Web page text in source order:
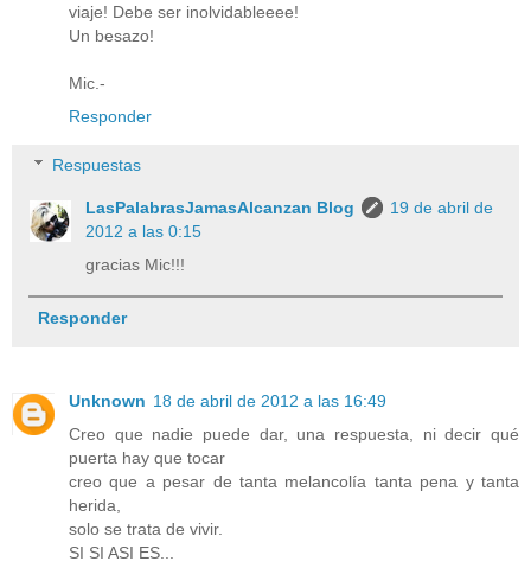
viaje! Debe ser inolvidableeee!
Un besazo!
Mic.-
Responder
Respuestas
LasPalabrasJamasAlcanzan Blog
19 de abril de
2012 a las 0:15
gracias Mic!!!
Responder
Unknown 18 de abril de 2012 a las 16:49
Creo que nadie puede dar, una respuesta, ni decir qué
puerta hay que tocar
creo que a pesar de tanta melancolía tanta pena y tanta
herida,
solo se trata de vivir.
SI SI ASI ES...